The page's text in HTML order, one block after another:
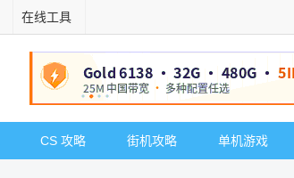
在线工具
CS 攻略 街机攻略 单机游戏